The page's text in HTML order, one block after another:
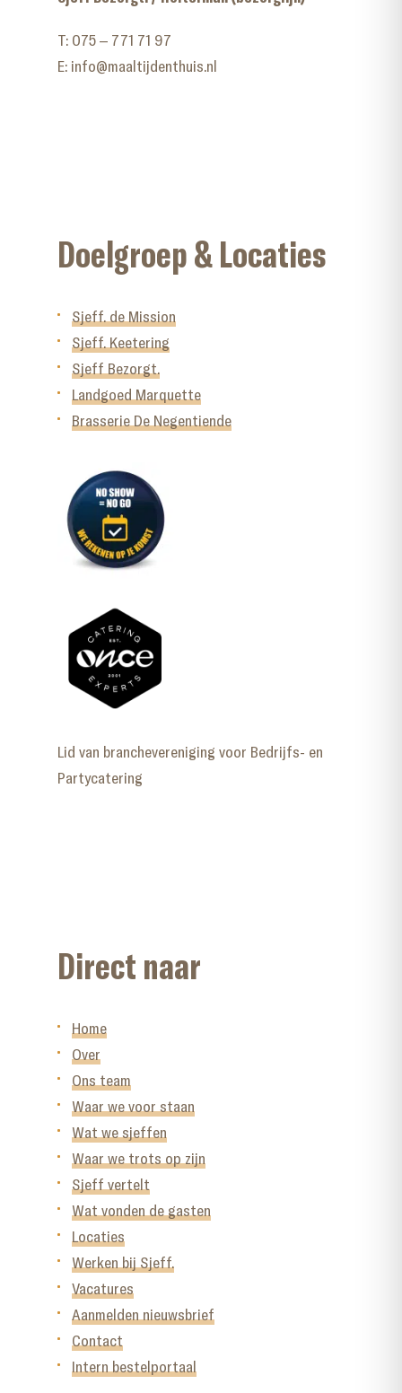
T: 075 – 771 71 97
E: info@maaltijdenthuis.nl
Doelgroep & Locaties
Sjeff. de Mission
Sjeff. Keetering
Sjeff Bezorgt.
Landgoed Marquette
Brasserie De Negentiende
Lid van branchevereniging voor Bedrijfs- en
Partycatering
Direct naar
Home
Over
Ons team
Waar we voor staan
Wat we sjeffen
Waar we trots op zijn
Sjeff vertelt
Wat vonden de gasten
Locaties
Werken bij Sjeff.
Vacatures
Aanmelden nieuwsbrief
Contact
Intern bestelportaal